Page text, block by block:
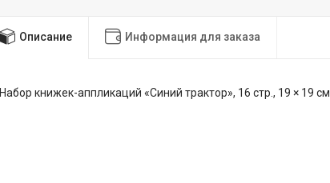
Описание Информация для заказа
Набор книжек-аппликаций «Синий трактор», 16 стр., 19 × 19 см